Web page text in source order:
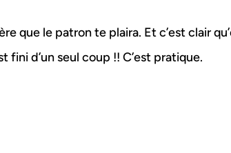
que le patron te plaira. Et c’est clair
fini d’un seul coup !! C’est pratique.